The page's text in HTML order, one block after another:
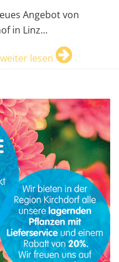
Angebot von
in Linz…
weiter lesen